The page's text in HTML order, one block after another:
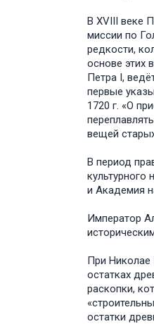
В XVIII веке
миссии по
редкости,
основе этих
Петра I,
первые
1720 г. «О
вещей
В период
и Академия
Император
При Николае
остатках
раскопки,
остатки